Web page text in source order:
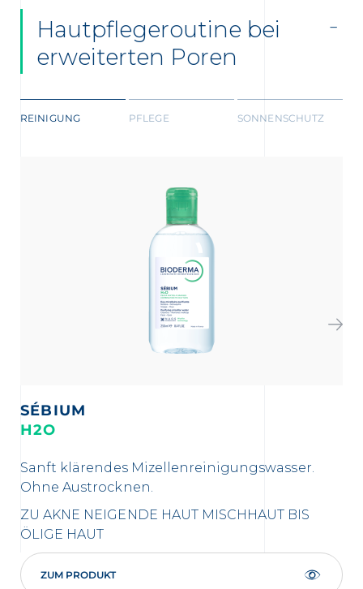
Hautpflegeroutine bei
erweiterten Poren
REINIGUNG PFLEGE SONNENSCHUTZ
SÉBIUM
H2O
Sanft klärendes Mizellenreinigungswasser.
Ohne Austrocknen.
ZU AKNE NEIGENDE HAUT MISCHHAUT BIS
ÖLIGE HAUT
ZUM PRODUKT